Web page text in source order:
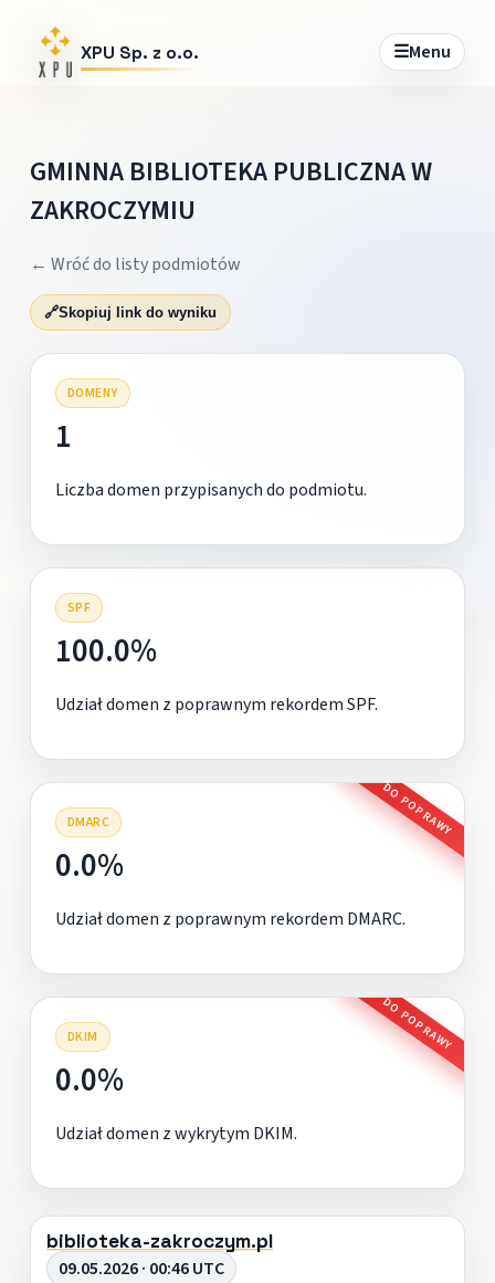
XPU Sp. z o.o. ☰Menu
GMINNA BIBLIOTEKA PUBLICZNA W
ZAKROCZYMIU
← Wróć do listy podmiotów
🔗Skopiuj link do wyniku
DOMENY
1
Liczba domen przypisanych do podmiotu.
SPF
100.0%
Udział domen z poprawnym rekordem SPF.
DMARC DO POPRAWY
0.0%
Udział domen z poprawnym rekordem DMARC.
DKIM DO POPRAWY
0.0%
Udział domen z wykrytym DKIM.
biblioteka-zakroczym.pl
09.05.2026 · 00:46 UTC